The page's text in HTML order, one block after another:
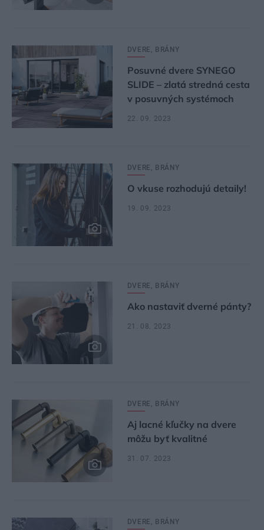
DVERE, BRÁNY
Posuvné dvere SYNEGO
SLIDE – zlatá stredná cesta
v posuvných systémoch
22. 09. 2023
DVERE, BRÁNY
O vkuse rozhodujú detaily!
19. 09. 2023
DVERE, BRÁNY
Ako nastaviť dverné pánty?
21. 08. 2023
DVERE, BRÁNY
Aj lacné kľučky na dvere
môžu byť kvalitné
31. 07. 2023
DVERE, BRÁNY